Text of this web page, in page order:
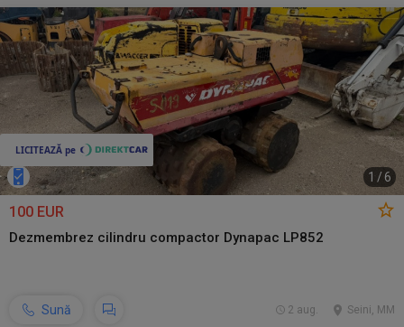
1 /6
100 EUR
Dezmembrez cilindru compactor Dynapac LP852
Sună Seini, MM
2 aug.